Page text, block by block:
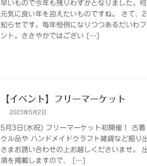
早いもので今年も残りわずかとなりました。
元気に良い年を迎えたいものですね。 さて、
知らせです。毎年恒例になりつつあるだいわ
ント。ささやかではござい […]
【イベント】フリーマーケット
2023年5月2日
5月3日(水祝) フリーマーケット初開催！ 古着
クル品や ハンドメイドクラフト雑貨など掘り
さまお誘い合わせの上お越しくださいませ。
項を掲載しますので、 […]